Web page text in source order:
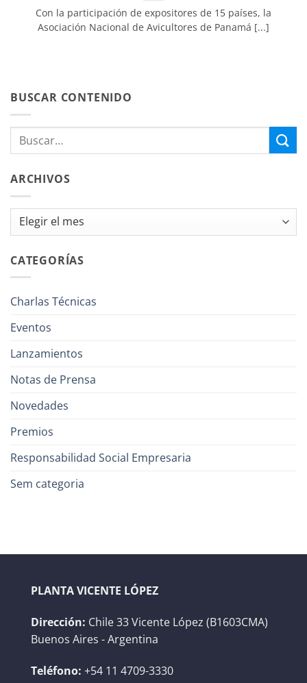
Con la participación de expositores de 15 países, la
Asociación Nacional de Avicultores de Panamá [...]
BUSCAR CONTENIDO
ARCHIVOS
Archivos
CATEGORÍAS
Charlas Técnicas
Eventos
Lanzamientos
Notas de Prensa
Novedades
Premios
Responsabilidad Social Empresaria
Sem categoria
PLANTA VICENTE LÓPEZ
Dirección: Chile 33 Vicente López (B1603CMA)
Buenos Aires - Argentina
Teléfono: +54 11 4709-3330